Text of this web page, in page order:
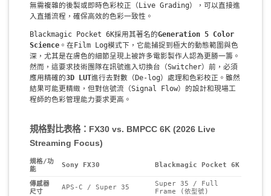
無需複雜的後製或即時色彩校正（Live Grading），可以直接進
入直播流程，確保高效的色彩一致性。
Blackmagic Pocket 6K採用其著名的Generation 5 Color
Science 。在Film Log模式下，它能捕捉到極大的動態範圍與色
深，尤其是在膚色的細節呈現上被許多電影製作人認為更勝一籌。
然而，這要求技術團隊在訊號進入切換台（Switcher）前，必須
應用精確的3D LUT進行去對數（De-log）處理和色彩校正。雖然
結果可能更精緻，但對信號流（Signal Flow）的設計和現場工
程師的色彩管理能力要求更高。
規格對比表格：FX30 vs. BMPCC 6K (2026 Live
Streaming Focus)
規格/功
能
Sony FX30 Blackmagic Pocket 6K
傳感器
尺寸
APS-C / Super 35
Super 35 / Full
Frame (依型號)